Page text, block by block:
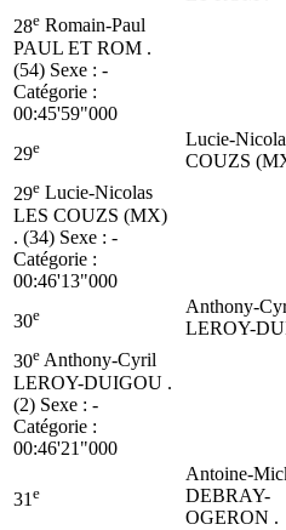
28e Romain-Paul
PAUL ET ROM .
(54) Sexe : -
Catégorie :
00:45'59"000
29e
Lucie-
COUZS
29e Lucie-Nicolas
LES COUZS (MX)
. (34) Sexe : -
Catégorie :
00:46'13"000
30e
Anthony-
LEROY-
30e Anthony-Cyril
LEROY-DUIGOU .
(2) Sexe : -
Catégorie :
00:46'21"000
31 e
Antoine-
DEBRAY-
OGERON .